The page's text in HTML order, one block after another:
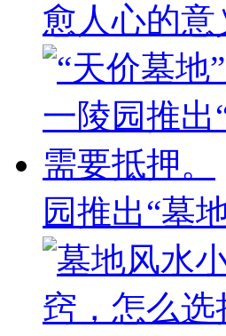
愈人心的意
园推出“墓